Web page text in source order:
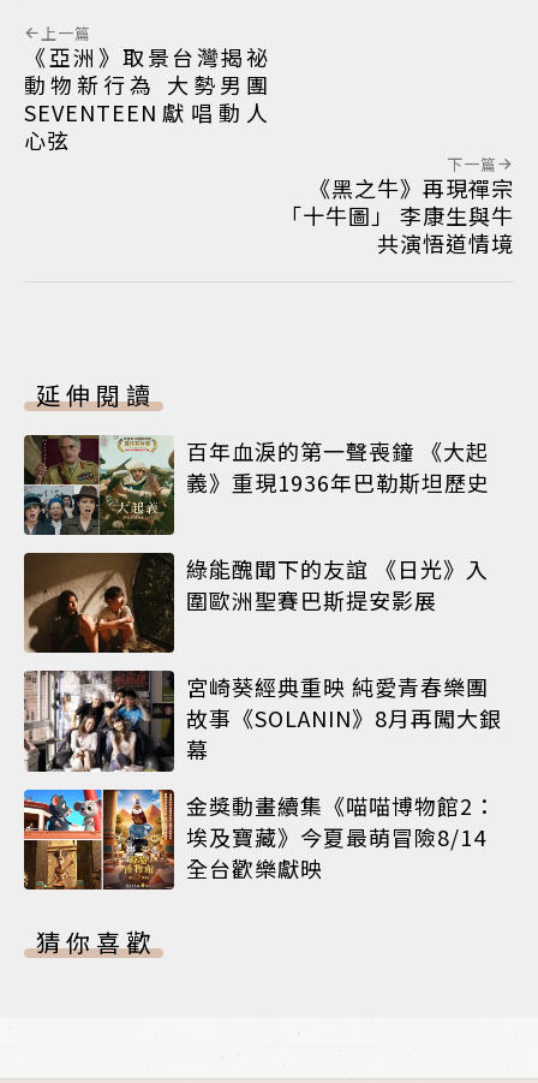
上一篇
《亞洲》取景台灣揭祕
動物新行為 大勢男團
SEVENTEEN獻唱動人
心弦
下一篇
《黑之牛》再現禪宗
「十牛圖」 李康生與牛
共演悟道情境
延伸閱讀
百年血淚的第一聲喪鐘 《大起
義》重現1936年巴勒斯坦歷史
綠能醜聞下的友誼 《日光》入
圍歐洲聖賽巴斯提安影展
宮崎葵經典重映 純愛青春樂團
故事《SOLANIN》8月再闖大銀
幕
金獎動畫續集《喵喵博物館2：
埃及寶藏》今夏最萌冒險8/14
全台歡樂獻映
猜你喜歡